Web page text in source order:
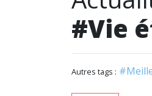
#Vie
Autres tags :